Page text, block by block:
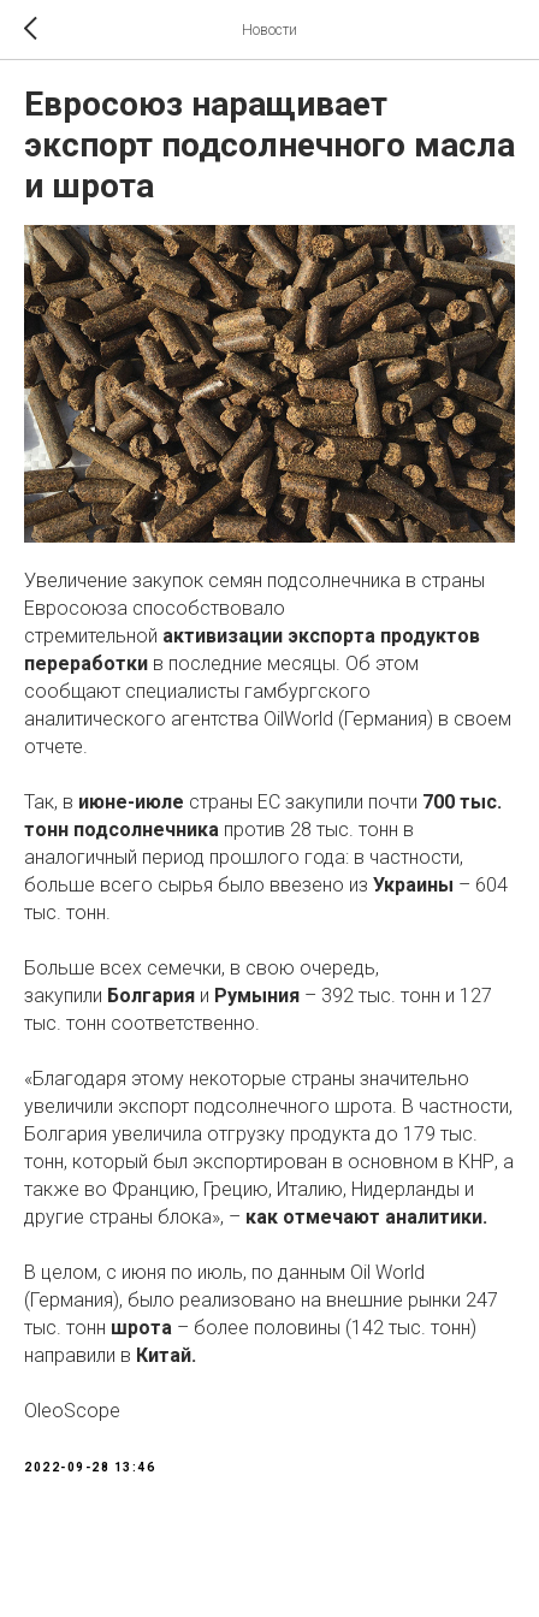
Новости
Евросоюз наращивает
экспорт подсолнечного масла
и шрота
Увеличение закупок семян подсолнечника в страны
Евросоюза способствовало
стремительной активизации экспорта продуктов
переработки в последние месяцы. Об этом
сообщают специалисты гамбургского
аналитического агентства OilWorld (Германия) в своем
отчете.
Так, в июне-июле страны ЕС закупили почти 700 тыс.
тонн подсолнечника против 28 тыс. тонн в
аналогичный период прошлого года: в частности,
больше всего сырья было ввезено из Украины – 604
тыс. тонн.
Больше всех семечки, в свою очередь,
закупили Болгария и Румыния – 392 тыс. тонн и 127
тыс. тонн соответственно.
«Благодаря этому некоторые страны значительно
увеличили экспорт подсолнечного шрота. В частности,
Болгария увеличила отгрузку продукта до 179 тыс.
тонн, который был экспортирован в основном в КНР, а
также во Францию, Грецию, Италию, Нидерланды и
другие страны блока», – как отмечают аналитики.
В целом, с июня по июль, по данным Oil World
(Германия), было реализовано на внешние рынки 247
тыс. тонн шрота – более половины (142 тыс. тонн)
направили в Китай.
OleoScope
2022-09-28 13:46